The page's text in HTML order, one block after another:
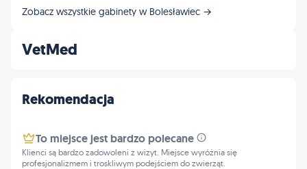
VetMed
Zobacz wszystkie gabinety w Bolesławiec →
Rekomendacja
To miejsce jest bardzo polecane
Klienci są bardzo zadowoleni z wizyt. Miejsce wyróżnia się
profesjonalizmem i troskliwym podejściem do zwierząt.